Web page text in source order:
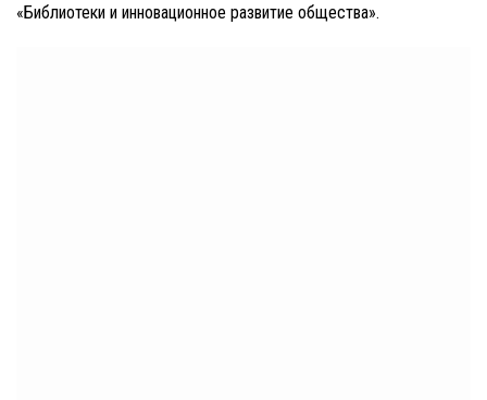
«Библиотеки и инновационное развитие общества».